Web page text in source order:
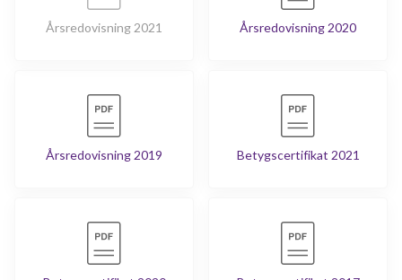
Årsredovisning 2021 Årsredovisning 2020
Årsredovisning 2019 Betygscertifikat 2021